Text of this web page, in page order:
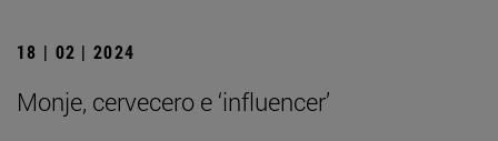
18 | 02 | 2024
Monje, cervecero e ‘influencer’